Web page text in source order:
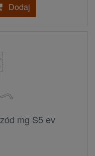
Dodaj
mg S5 ev